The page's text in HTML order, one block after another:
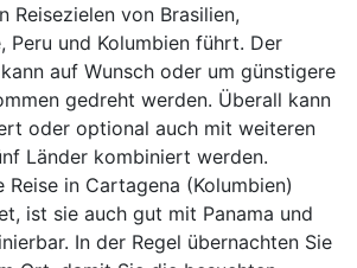
Reisezielen von Brasilien,
Peru und Kolumbien führt. Der
auf Wunsch oder um günstigere
gedreht werden. Überall kann
oder optional auch mit weiteren
Länder kombiniert werden.
Reise in Cartagena (Kolumbien)
ist sie auch gut mit Panama und
In der Regel übernachten Sie